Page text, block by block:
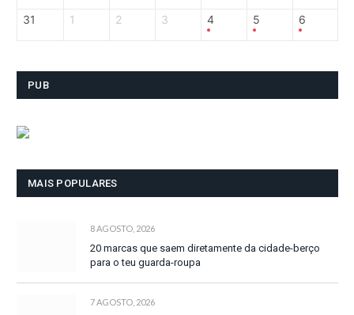
31 1 2 3 4 5 6
PUB
MAIS POPULARES
8 AGOSTO, 2026
20 marcas que saem diretamente da cidade-berço
para o teu guarda-roupa
7 AGOSTO, 2026